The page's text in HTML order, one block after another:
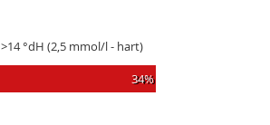
>14 °dH (2,5 mmol/l - hart)
34%